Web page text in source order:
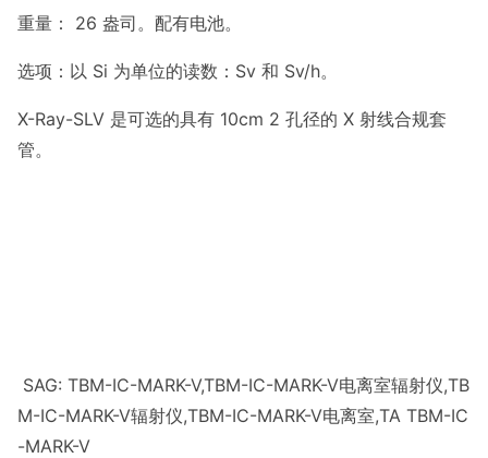
重量： 26 盎司。配有电池。
选项：以 Si 为单位的读数：Sv 和 Sv/h。
X-Ray-SLV 是可选的具有 10cm 2 孔径的 X 射线合规套
管。
SAG: TBM-IC-MARK-V,TBM-IC-MARK-V电离室辐射仪,TB
M-IC-MARK-V辐射仪,TBM-IC-MARK-V电离室,TA TBM-IC
-MARK-V